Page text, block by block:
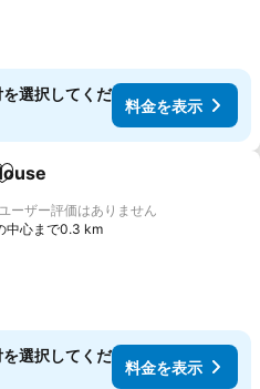
選択してくだ
料金を表示
お気に入りに追加
のランク
ユーザー評価はありません
中心まで0.3 km
選択してくだ
料金を表示